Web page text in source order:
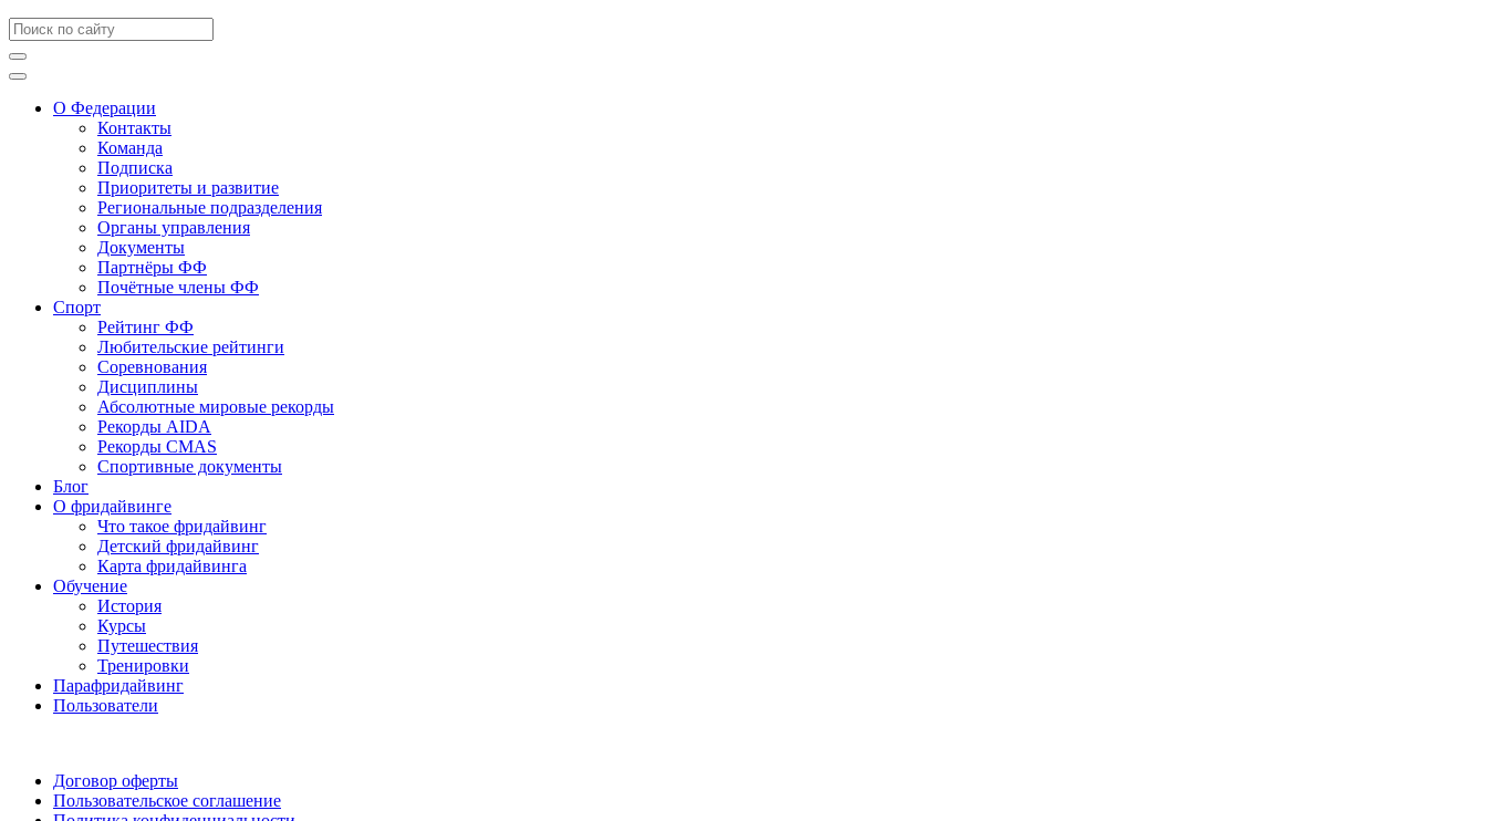
О Федерации
Контакты
Команда
Подписка
Приоритеты и развитие
Региональные подразделения
Органы управления
Документы
Партнёры ФФ
Почётные члены ФФ
Спорт
Рейтинг ФФ
Любительские рейтинги
Соревнования
Дисциплины
Абсолютные мировые рекорды
Рекорды AIDA
Рекорды CMAS
Спортивные документы
Блог
О фридайвинге
Что такое фридайвинг
Детский фридайвинг
Карта фридайвинга
Обучение
История
Курсы
Путешествия
Тренировки
Парафридайвинг
Пользователи
Договор оферты
Пользовательское соглашение